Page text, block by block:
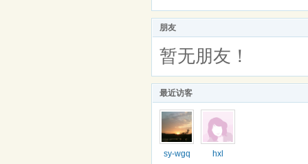
朋友
暂无朋友！
最近访客
sy-wgq hxl